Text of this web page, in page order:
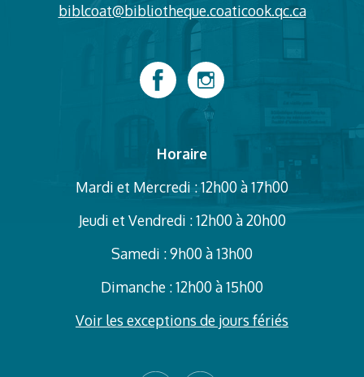
biblcoat@bibliotheque.coaticook.qc.ca
Horaire
Mardi et Mercredi : 12h00 à 17h00
Jeudi et Vendredi : 12h00 à 20h00
Samedi : 9h00 à 13h00
Dimanche : 12h00 à 15h00
Voir les exceptions de jours fériés